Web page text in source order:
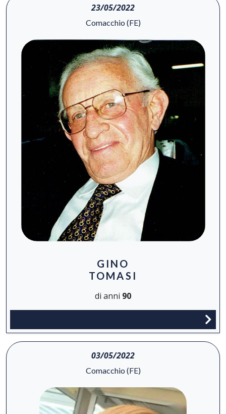
23/05/2022
Comacchio (FE)
GINO
TOMASI
di anni 90
03/05/2022
Comacchio (FE)